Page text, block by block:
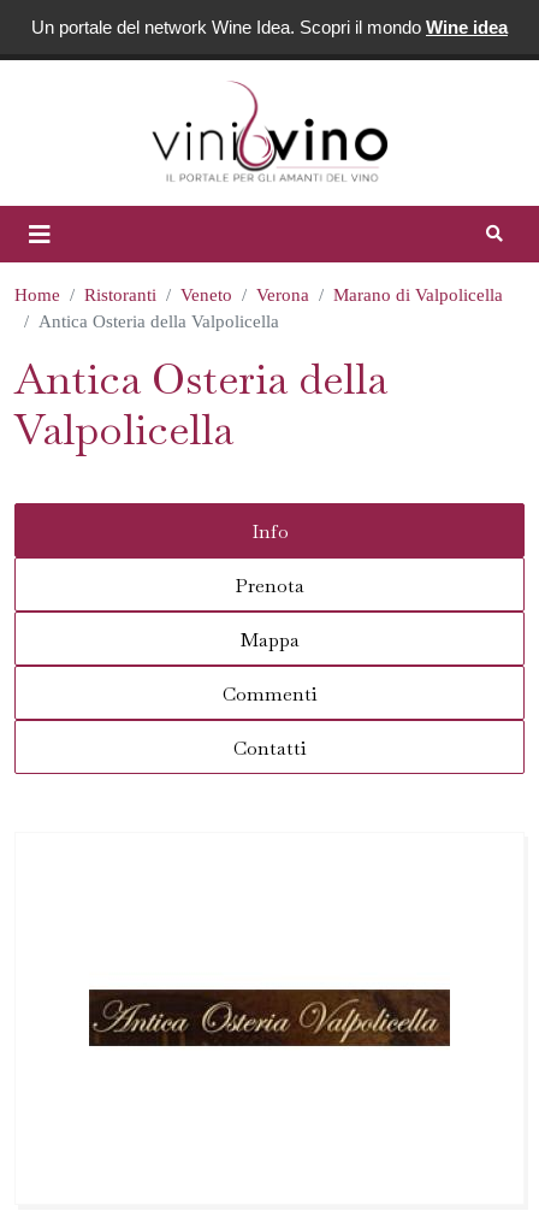
Un portale del network Wine Idea. Scopri il mondo Wine idea
Home Ristoranti Veneto Verona
Marano di Valpolicella
Antica Osteria della Valpolicella
Antica Osteria della
Valpolicella
Info
Prenota
Mappa
Commenti
Contatti